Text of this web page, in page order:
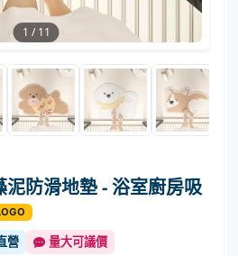
1 /11
泥防滑地墊 - 浴室廚房吸
營 量大可議價